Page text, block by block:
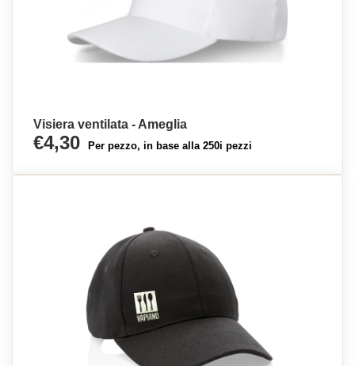
Visiera ventilata - Ameglia
€4,30 Per pezzo, in base alla 250i pezzi